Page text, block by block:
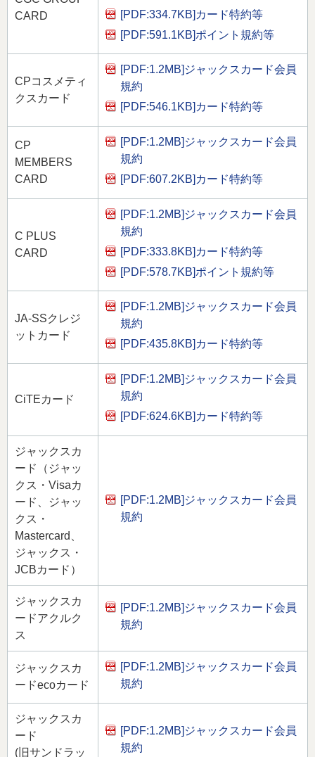
CARD
[PDF:334.7KB] カード特約等
[PDF:591.1KB]ポイント規約等
CPコスメティ
クスカード
[PDF:1.2MB] ジャックスカード会員
規約
[PDF:546.1KB] カード特約等
CP
MEMBERS
CARD
[PDF:1.2MB] ジャックスカード会員
規約
[PDF:607.2KB] カード特約等
C PLUS
CARD
[PDF:1.2MB] ジャックスカード会員
規約
[PDF:333.8KB] カード特約等
[PDF:578.7KB]ポイント規約等
JA-SSクレジ
ットカード
[PDF:1.2MB] ジャックスカード会員
規約
[PDF:435.8KB] カード特約等
CiTEカード
[PDF:1.2MB] ジャックスカード会員
規約
[PDF:624.6KB] カード特約等
ジャックスカ
ード（ジャッ
クス・Visaカ
ード、ジャッ
クス・
Mastercard、
ジャックス・
JCBカード）
[PDF:1.2MB] ジャックスカード会員
規約
ジャックスカ
ードアクルク
ス
[PDF:1.2MB] ジャックスカード会員
規約
ジャックスカ
ードecoカード
[PDF:1.2MB] ジャックスカード会員
規約
ジャックスカ
ード
(旧サンドラッ
[PDF:1.2MB] ジャックスカード会員
規約